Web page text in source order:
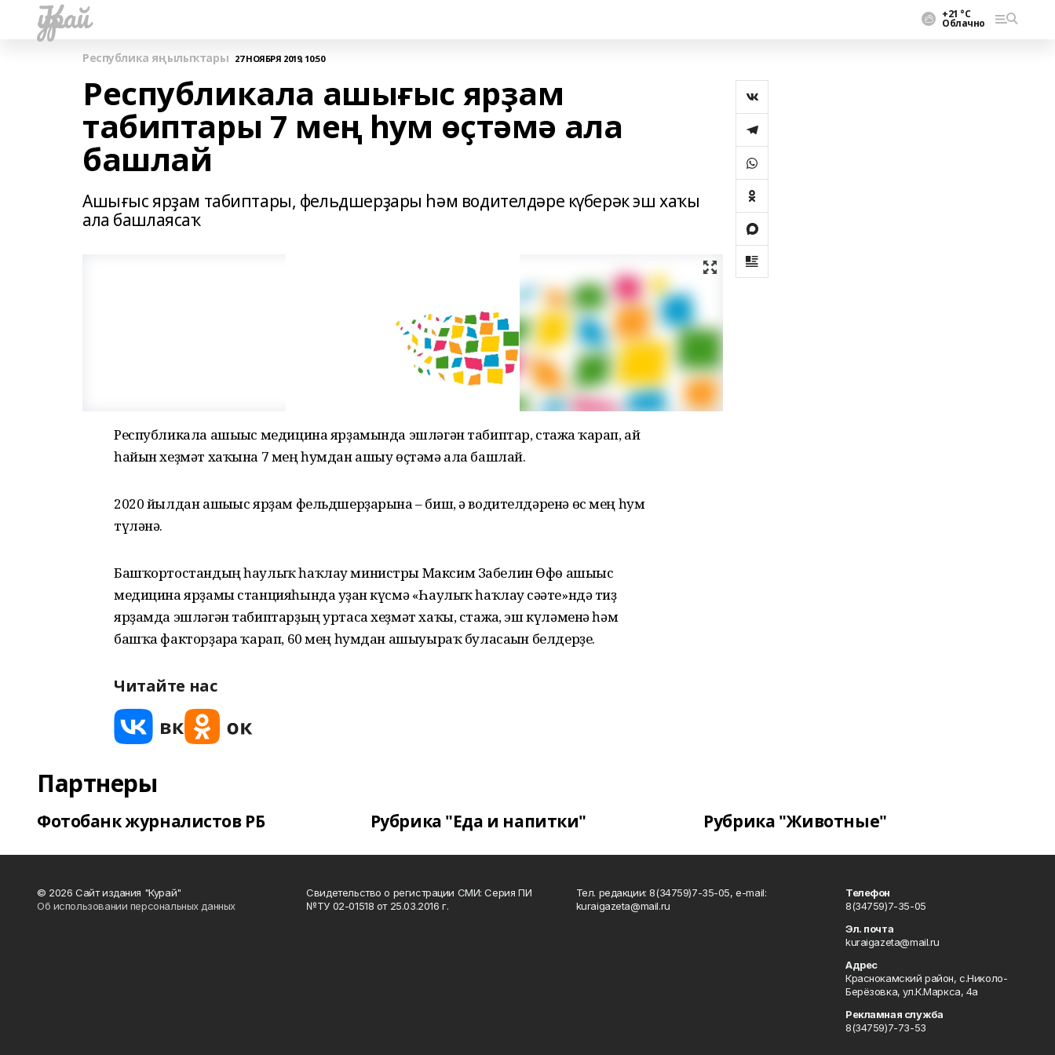
Ҡурай +21 °С
Облачно
Республика яңылыҡтары 27 НОЯБРЯ 2019, 10:50
Республикала ашығыс ярҙам
табиптары 7 мең һум өҫтәмә ала
башлай
Ашығыс ярҙам табиптары, фельдшерҙары һәм водителдәре күберәк эш хаҡы
ала башлаясаҡ
Республикала ашығыс медицина ярҙамында эшләгән табиптар, стажға ҡарап, ай
һайын хеҙмәт хаҡына 7 мең һумдан ашыу өҫтәмә ала башлай.
2020 йылдан ашығыс ярҙам фельдшерҙарына – биш, ә водителдәренә өс мең һум
түләнә.
Башҡортостандың һаулыҡ һаҡлау министры Максим Забелин Өфө ашығыс
медицина ярҙамы станцияһында уҙған күсмә «Һаулыҡ һаҡлау сәғәте»ндә тиҙ
ярҙамда эшләгән табиптарҙың уртаса хеҙмәт хаҡы, стажға, эш күләменә һәм
башҡа факторҙарға ҡарап, 60 мең һумдан ашыуыраҡ буласағын белдерҙе.
Читайте нас
Партнеры
Фотобанк журналистов РБ Рубрика "Еда и напитки" Рубрика "Животные"
© 2026 Сайт издания "Курай"
Об использовании персональных данных
Свидетельство о регистрации СМИ: Серия ПИ
№ТУ 02-01518 от 25.03.2016 г.
Тел. редакции: 8(34759)7-35-05, e-mail:
kuraigazeta@mail.ru
Телефон
8(34759)7-35-05
Эл. почта
kuraigazeta@mail.ru
Адрес
Краснокамский район, с.Николо-
Берёзовка, ул.К.Маркса, 4а
Рекламная служба
8(34759)7-73-53